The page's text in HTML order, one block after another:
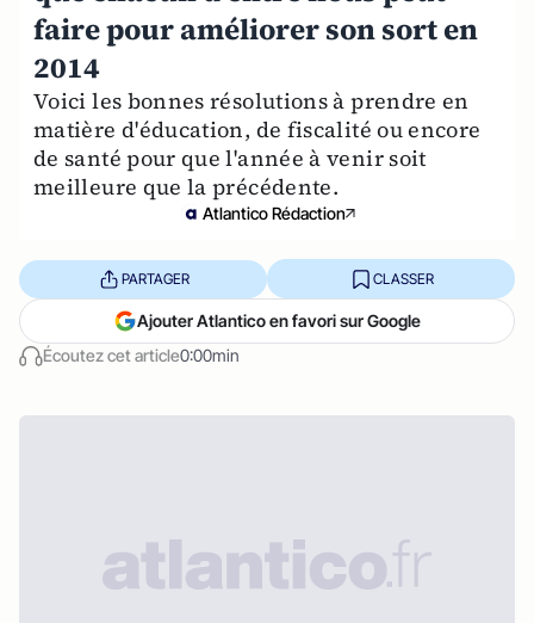
faire pour améliorer son sort en
2014
Voici les bonnes résolutions à prendre en
matière d'éducation, de fiscalité ou encore
de santé pour que l'année à venir soit
meilleure que la précédente.
Atlantico Rédaction
Écoutez cet article0:00min
PARTAGER CLASSER
Ajouter Atlantico en favori sur Google